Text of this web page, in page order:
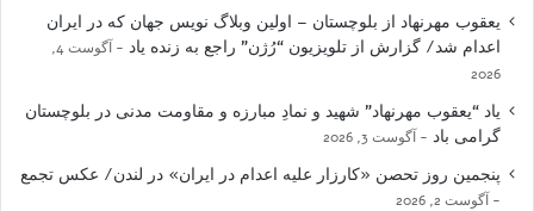
یعقوب مهرنهاد از بلوچستان – اولین وبلاگ نویس جهان که در ایران
اعدام شد/ گزارش از تلویزیون “رُژن” راجع به زنده یاد
آگوست 4,
2026
یاد “یعقوب مهرنهاد” شهید و نمادِ مبارزه و مقاومت مدنی در بلوچستان
گرامی باد
آگوست 3, 2026
پنجمین روز تحصن «کارزار علیه اعدام در ایران» در لندن/ عکس تجمع
آگوست 2, 2026